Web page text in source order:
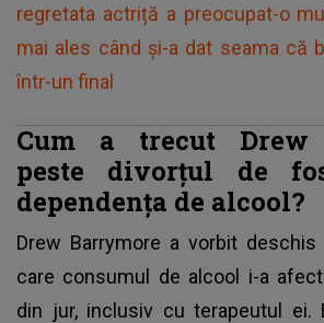
regretata actriță a preocupat-o
mai ales când și-a dat seama că
într-un final
Cum a trecut Drew
peste divorțul de
dependența de alcool?
Drew Barrymore a vorbit
care consumul de alcool i-a
din jur, inclusiv cu terapeutul ei.